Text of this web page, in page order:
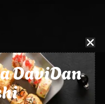
850g
DaviDan